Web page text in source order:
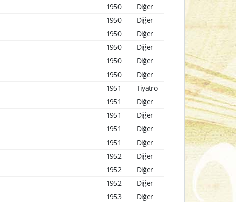
1950
Diğer
1950
Diğer
1950
Diğer
1950
Diğer
1950
Diğer
1950
Diğer
1951
Tiyatro
1951
Diğer
1951
Diğer
1951
Diğer
1951
Diğer
1952
Diğer
1952
Diğer
1952
Diğer
1953
Diğer